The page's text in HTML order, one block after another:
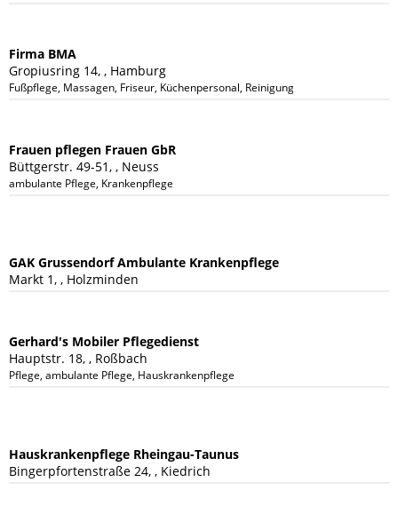
Firma BMA
Gropiusring 14, , Hamburg
Fußpflege, Massagen, Friseur, Küchenpersonal, Reinigungspersonal,
Frauen pflegen Frauen GbR
Büttgerstr. 49-51, , Neuss
ambulante Pflege, Krankenpflege
GAK Grussendorf Ambulante Krankenpflege
Markt 1, , Holzminden
Gerhard's Mobiler Pflegedienst
Hauptstr. 18, , Roßbach
Pflege, ambulante Pflege, Hauskrankenpflege
Hauskrankenpflege Rheingau-Taunus
Bingerpfortenstraße 24, , Kiedrich